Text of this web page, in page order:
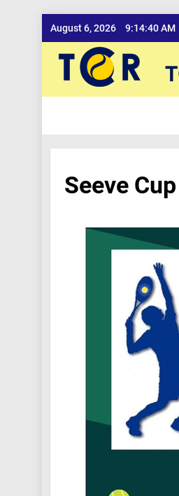
Skip
content
August 6, 2026 9:14:41 AM
Seeve